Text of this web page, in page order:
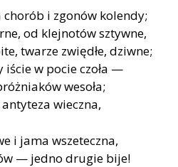
i zgonów kolendy;
od klejnotów sztywne,
twarze zwiędłe, dziwne;
iście w pocie czoła —
wesoła;
wieczna,
i jama wszeteczna,
— jedno drugie bije!